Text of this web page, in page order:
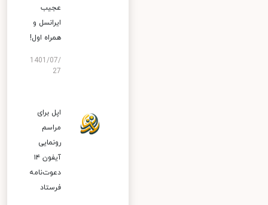
عجیب
ایرانسل و
همراه اول!
1401/07/
27
اپل برای
مراسم
رونمایی
آیفون ۱۴
دعوت‌نامه
فرستاد